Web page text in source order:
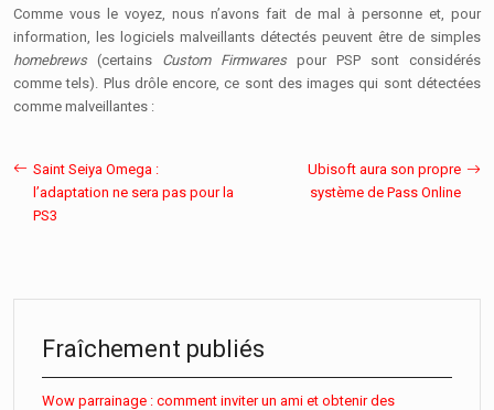
Comme vous le voyez, nous n’avons fait de mal à personne et, pour
information, les logiciels malveillants détectés peuvent être de simples
homebrews(certains Custom Firmwarespour PSP sont considérés
comme tels). Plus drôle encore, ce sont des images qui sont détectées
comme malveillantes :
Saint Seiya Omega :
l’adaptation ne sera pas pour la
PS3
Ubisoft aura son propre
système de Pass Online
Fraîchement publiés
Wow parrainage : comment inviter un ami et obtenir des